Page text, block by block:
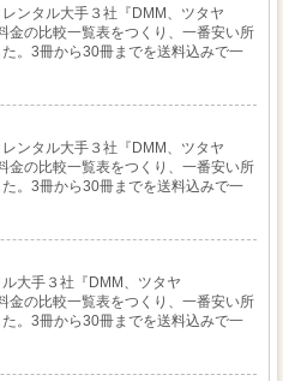
ンタル大手３社『DMM、ツタヤ
金の比較一覧表をつくり、一番安い所
。3冊から30冊までを送料込みで一
ンタル大手３社『DMM、ツタヤ
金の比較一覧表をつくり、一番安い所
。3冊から30冊までを送料込みで一
大手３社『DMM、ツタヤ
金の比較一覧表をつくり、一番安い所
。3冊から30冊までを送料込みで一